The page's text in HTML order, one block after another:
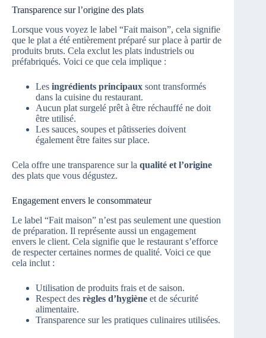
Transparence sur l’origine des plats
Lorsque vous voyez le label “Fait maison”, cela signifie
que le plat a été entièrement préparé sur place à partir de
produits bruts. Cela exclut les plats industriels ou
préfabriqués. Voici ce que cela implique :
Les ingrédients principaux sont transformés
dans la cuisine du restaurant.
Aucun plat surgelé prêt à être réchauffé ne doit
être utilisé.
Les sauces, soupes et pâtisseries doivent
également être faites sur place.
Cela offre une transparence sur la qualité et l’origine
des plats que vous dégustez.
Engagement envers le consommateur
Le label “Fait maison” n’est pas seulement une question
de préparation. Il représente aussi un engagement
envers le client. Cela signifie que le restaurant s’efforce
de respecter certaines normes de qualité. Voici ce que
cela inclut :
Utilisation de produits frais et de saison.
Respect des règles d’hygiène et de sécurité
alimentaire.
Transparence sur les pratiques culinaires utilisées.